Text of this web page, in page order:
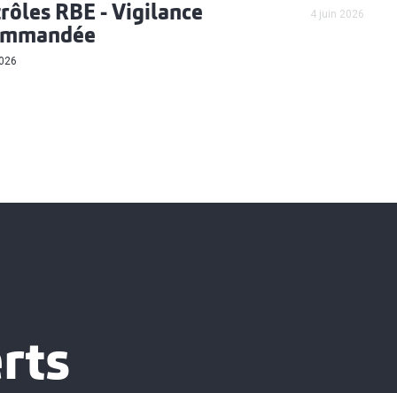
RBE - Vigilance
4 juin 2026